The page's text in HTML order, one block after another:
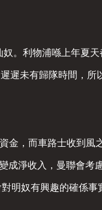
。利物浦喺上年夏
遲未有歸隊時間，
，而車路士收到風
淨收入，曼聯會考
明奴有興趣的確係事